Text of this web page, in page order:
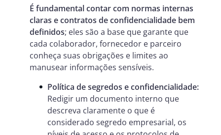
É fundamental contar com normas internas
claras e contratos de confidencialidade bem
definidos; eles são a base que garante que
cada colaborador, fornecedor e parceiro
conheça suas obrigações e limites ao
manusear informações sensíveis.
Política de segredos e confidencialidade:
Redigir um documento interno que
descreva claramente o que é
considerado segredo empresarial, os